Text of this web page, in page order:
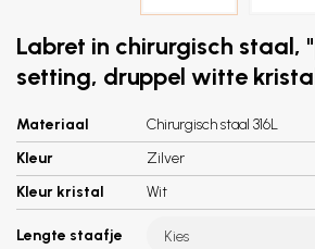
Labret in chirurgisch staal,
setting, druppel witte
Materiaal
Chirurgisch staal 316L
Kleur
Zilver
Kleur kristal
Wit
Lengte staafje Kies